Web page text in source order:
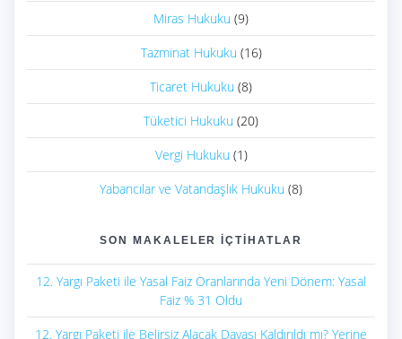
Miras Hukuku (9)
Tazminat Hukuku (16)
Ticaret Hukuku (8)
Tüketici Hukuku (20)
Vergi Hukuku (1)
Yabancılar ve Vatandaşlık Hukuku (8)
SON MAKALELER İÇTIHATLAR
12. Yargı Paketi ile Yasal Faiz Oranlarında Yeni Dönem: Yasal
Faiz % 31 Oldu
12. Yargı Paketi ile Belirsiz Alacak Davası Kaldırıldı mı? Yerine